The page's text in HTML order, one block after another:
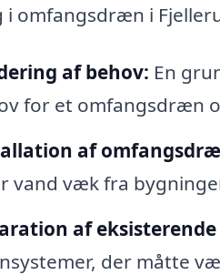
i omfangsdræn i
af behov: En
for et omfangsdræn
af
vand væk fra
af
der måtte